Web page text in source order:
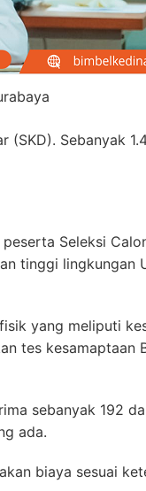
(SKD). Sebanyak
Seleksi
tinggi lingkungan
yang meliputi
tes kesamaptaan
sebanyak 192
ada.
biaya sesuai